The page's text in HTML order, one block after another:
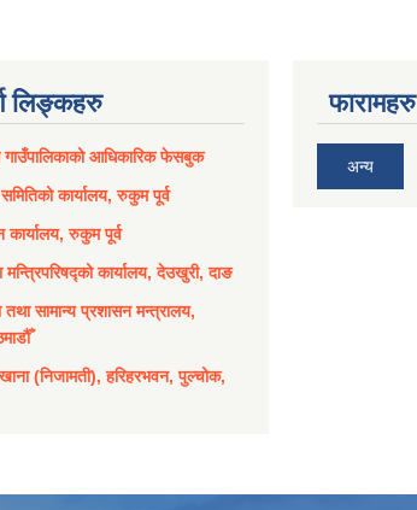
लिङ्कहरु
गाउँपालिकाको आधिकारिक फेसबुक
कार्यालय, रुकुम पूर्व
कार्यालय, रुकुम पूर्व
कार्यालय, देउखुरी, दाङ
तथा सामान्य प्रशासन मन्त्रालय,
(निजामती), हरिहरभवन, पुल्चोक,
फारामहरु
अन्य